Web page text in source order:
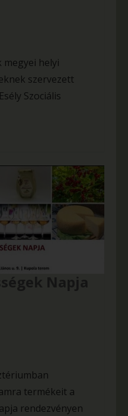
megyei helyi
szervezett
Szociális
termékeit a
rendezvényen